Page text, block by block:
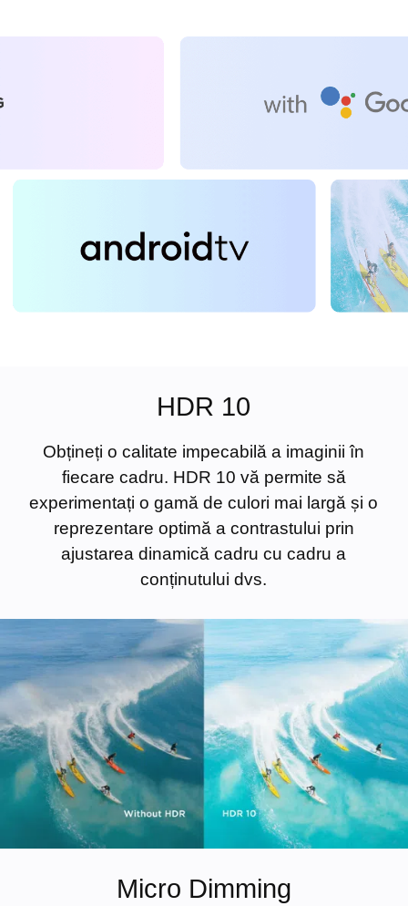
HDR 10
Obțineți o calitate impecabilă a imaginii în
fiecare cadru. HDR 10 vă permite să
experimentați o gamă de culori mai largă și o
reprezentare optimă a contrastului prin
ajustarea dinamică cadru cu cadru a
conținutului dvs.
Micro Dimming